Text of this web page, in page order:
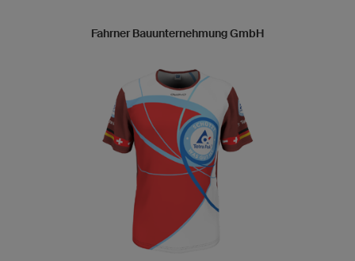
Fahrner Bauunternehmung GmbH